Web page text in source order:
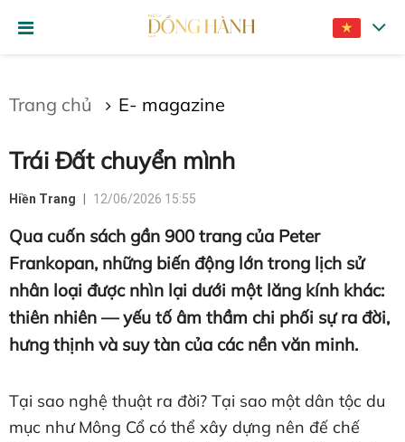
Trang chủ E- magazine
Trái Đất chuyển mình
Hiền Trang 12/06/2026 15:55
Qua cuốn sách gần 900 trang của Peter
Frankopan, những biến động lớn trong lịch sử
nhân loại được nhìn lại dưới một lăng kính khác:
thiên nhiên — yếu tố âm thầm chi phối sự ra đời,
hưng thịnh và suy tàn của các nền văn minh.
Tại sao nghệ thuật ra đời? Tại sao một dân tộc du
mục như Mông Cổ có thể xây dựng nên đế chế
Gửi bình luận
Hủy Gửi